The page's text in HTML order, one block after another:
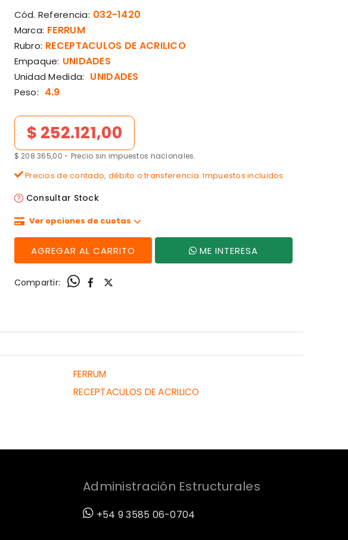
Cód. Referencia: 032-1420
Marca: FERRUM
Rubro: RECEPTACULOS DE ACRILICO
Empaque: UNIDADES
Unidad Medida: UNIDADES
Peso: 4.9
Precio de lista
$ 252.121,00
$ 208.365,00 - Precio sin impuestos nacionales.
Precios de contado, débito o transferencia. Impuestos incluidos
Consultar Stock
Ver opciones de cuotas
AGREGAR AL CARRITO ME INTERESA
Compartir:
FERRUM
RECEPTACULOS DE ACRILICO
Administración Estructurales
+54 9 3585 06-0704